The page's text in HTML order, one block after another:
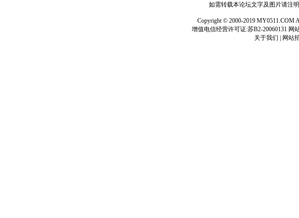
如需转载本论坛文字及图片请注
Copyright © 2000-2019 MY0511.COM
增值电信经营许可证:苏B2-20060131 网
关于我们
网站